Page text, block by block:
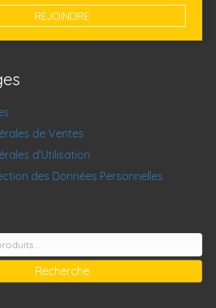
de Ventes
d’Utilisation
des Données Personnelles
Recherche